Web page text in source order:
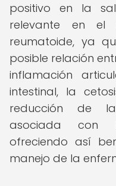
positivo en la
relevante en el
reumatoide, ya
posible relación
inflamación
intestinal, la
reducción de la
asociada con
ofreciendo así
manejo de la